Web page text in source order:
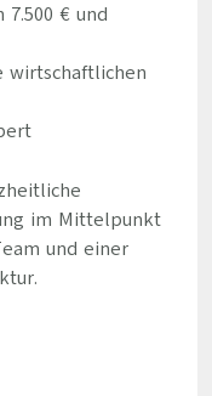
€ und
wirtschaftlichen
im Mittelpunkt
und einer